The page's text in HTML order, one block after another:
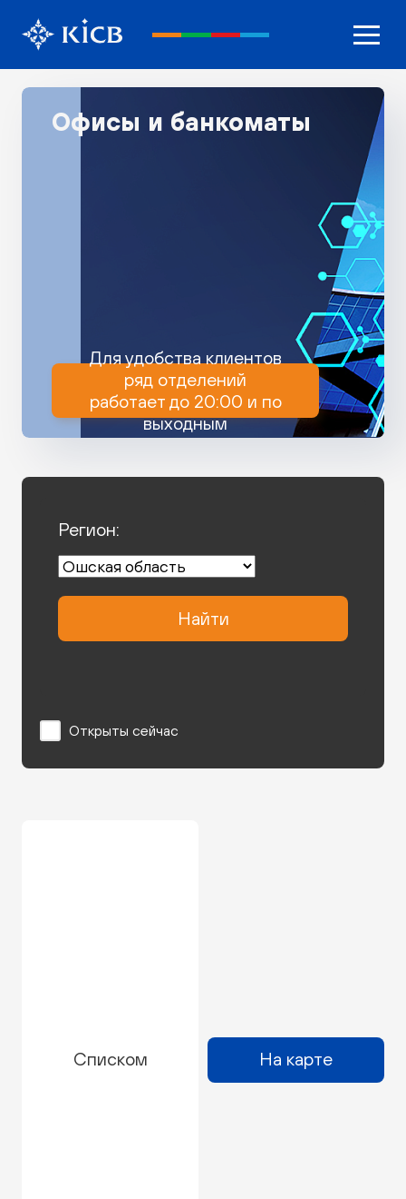
Офисы и банкоматы
Для удобства клиентов
ряд отделений
работает до 20:00 и по
выходным
Регион:
Найти
Открыты сейчас
Списком На карте